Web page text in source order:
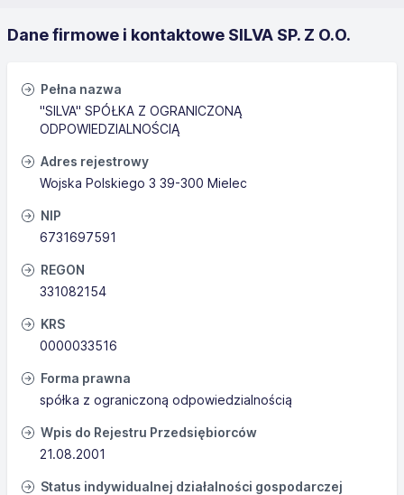
Dane firmowe i kontaktowe SILVA SP. Z O.O.
Pełna nazwa
"SILVA" SPÓŁKA Z OGRANICZONĄ
ODPOWIEDZIALNOŚCIĄ
Adres rejestrowy
Wojska Polskiego 3 39-300 Mielec
NIP
6731697591
REGON
331082154
KRS
0000033516
Forma prawna
spółka z ograniczoną odpowiedzialnością
Wpis do Rejestru Przedsiębiorców
21.08.2001
Status indywidualnej działalności gospodarczej